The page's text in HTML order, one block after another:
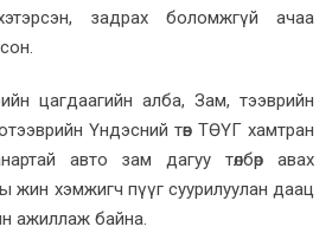
задрах боломжгүй ачаа
цагдаагийн алба, Зам, тээврийн
Үндэсний төв ТӨҮГ хамтран
авто зам дагуу төлбөр авах
жин хэмжигч пүүг суурилуулан даац
ажиллаж байна.